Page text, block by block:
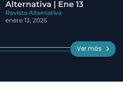
Alternativa | Ene 13
Revista Alternativa
enero 13, 2025
Ver más